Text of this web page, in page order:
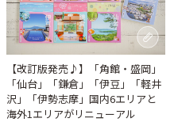
【改訂版発売♪】「角館・盛岡」
「仙台」「鎌倉」「伊豆」「軽井
沢」「伊勢志摩」国内6エリアと
海外1エリアがリニューアル